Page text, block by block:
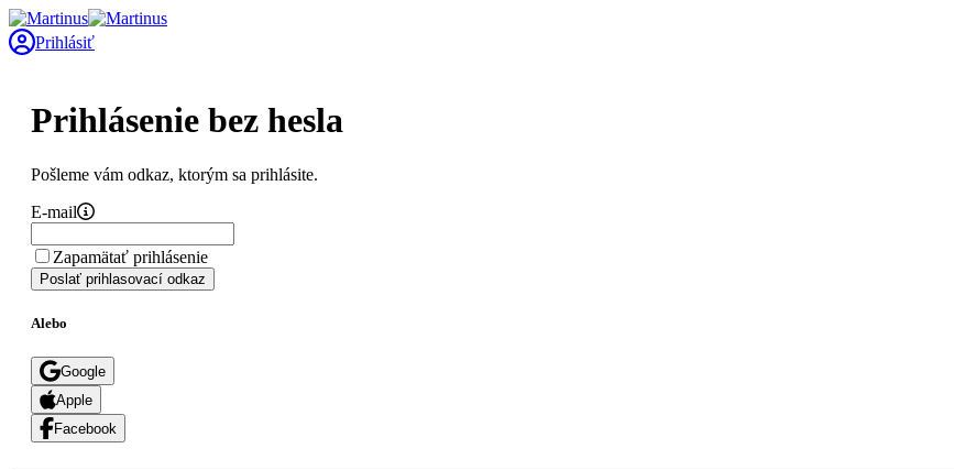
Prihlásiť
Prihlásenie bez hesla
Pošleme vám odkaz, ktorým sa prihlásite.
E-mail
Zapamätať prihlásenie
Poslať prihlasovací odkaz
Alebo
Google
Apple
Facebook